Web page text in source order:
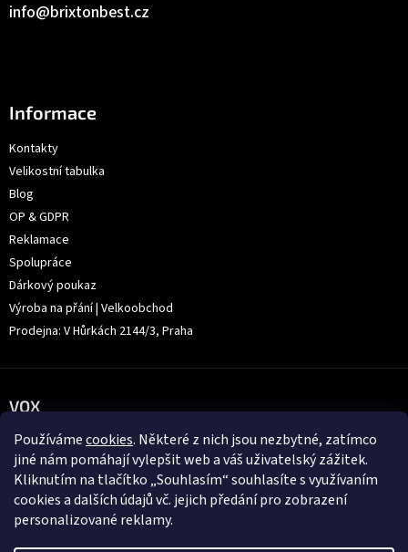
Používámecookies. Některé z nich jsou nezbytné, zatímco
jiné nám pomáhají vylepšit web a váš uživatelský zážitek.
Kliknutím na tlačítko „Souhlasím“ souhlasíte s využívaním
cookies a dalších údajů vč. jejich předání pro zobrazení
personalizované reklamy.
info@brixtonbest.cz
Informace
Kontakty
Velikostní tabulka
Blog
OP & GDPR
Reklamace
Spolupráce
Dárkový poukaz
Výroba na přání | Velkoobchod
Prodejna: V Hůrkách 2144/3, Praha
VOX